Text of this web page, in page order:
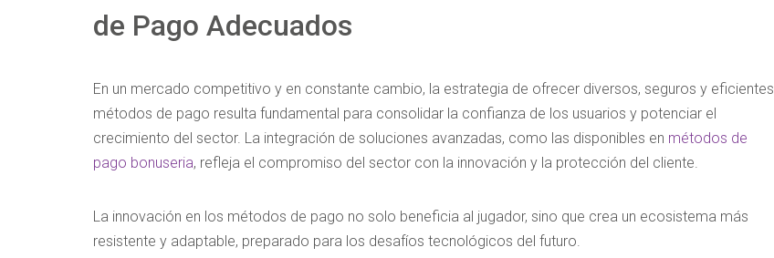
de Pago Adecuados
En un mercado competitivo y en constante cambio, la estrategia de ofrecer diversos, seguros y eficientes
métodos de pago resulta fundamental para consolidar la confianza de los usuarios y potenciar el
crecimiento del sector. La integración de soluciones avanzadas, como las disponibles en métodos de
pago bonuseria, refleja el compromiso del sector con la innovación y la protección del cliente.
La innovación en los métodos de pago no solo beneficia al jugador, sino que crea un ecosistema más
resistente y adaptable, preparado para los desafíos tecnológicos del futuro.